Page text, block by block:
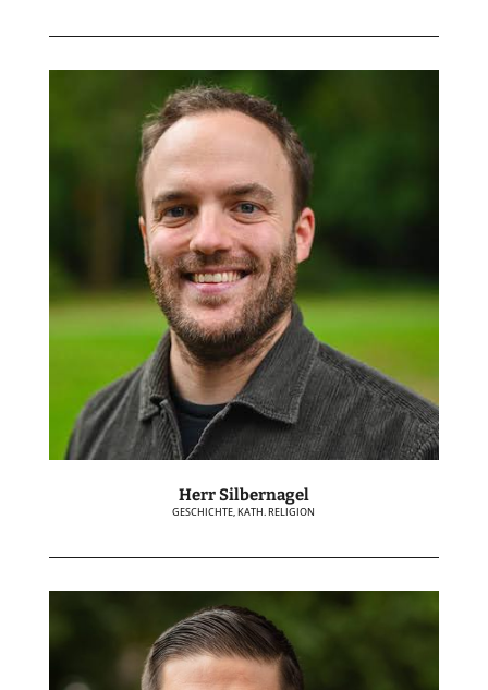
Herr Silbernagel
GESCHICHTE, KATH. RELIGION